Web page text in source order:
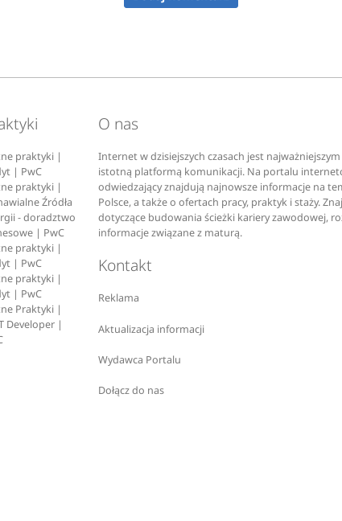
praktyki |
| PwC
praktyki |
Źródła
- doradztwo
| PwC
praktyki |
| PwC
praktyki |
| PwC
Praktyki |
Developer |
O nas
Internet w dzisiejszych czasach jest
istotną platformą komunikacji. Na portalu
odwiedzający znajdują najnowsze informacje na
Polsce, a także o ofertach pracy, praktyk i staży.
dotyczące budowania ścieżki kariery zawodowej,
informacje związane z maturą.
Kontakt
Reklama
Aktualizacja informacji
Wydawca Portalu
Dołącz do nas